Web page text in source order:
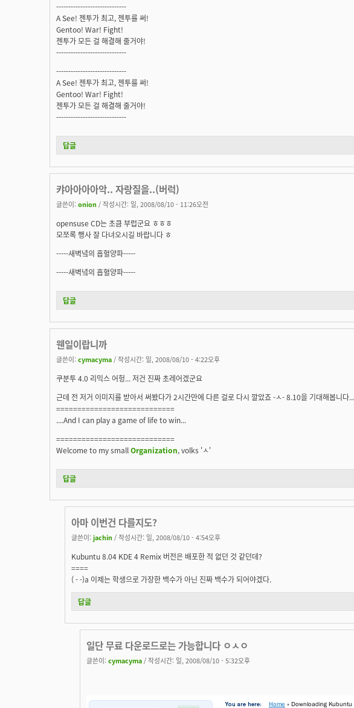
-----------------------------
A See! 젠투가 최고, 젠투를 써!
Gentoo! War! Fight!
젠투가 모든 걸 해결해 줄거야!
-----------------------------
-----------------------------
A See! 젠투가 최고, 젠투를 써!
Gentoo! War! Fight!
젠투가 모든 걸 해결해 줄거야!
-----------------------------
답글
캬아아아아악.. 자랑질을..(버럭)
글쓴이: onion / 작성시간: 일, 2008/08/10 - 11:26오전
opensuse CD는 초큼 부럽군요 ㅎㅎㅎ
모쪼록 행사 잘 다녀오시길 바랍니다 ㅎ
-----새벽녘의 흡혈양파-----
-----새벽녘의 흡혈양파-----
답글
웬일이랍니까
글쓴이: cymacyma / 작성시간: 일, 2008/08/10 - 4:22오후
쿠분투 4.0 리믹스 어헝... 저건 진짜 초레어겠군요
근데 전 저거 이미지를 받아서 써봤다가 2시간만에 다른 걸로 다시 깔았죠 -ㅅ- 8.10을 기대해봅니다
============================
....And I can play a game of life to win...
============================
Welcome to my smallOrganization, volks 'ㅅ'
답글
아마 이번건 다를지도?
글쓴이: jachin / 작성시간: 일, 2008/08/10 - 4:54오후
Kubuntu 8.04 KDE 4 Remix 버전은 배포한 적 없던 것 같던데?
====
( - -)a 이제는 학생으로 가장한 백수가 아닌 진짜 백수가 되어야겠다.
답글
일단 무료 다운로드로는 가능합니다 ㅇㅅㅇ
글쓴이: cymacyma / 작성시간: 일, 2008/08/10 - 5:32오후